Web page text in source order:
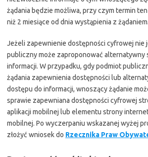
żądania będzie możliwa, przy czym termin
niż 2 miesiące od dnia wystąpienia z żądaniem.
Jeżeli zapewnienie dostępności cyfrowej nie
publiczny może zaproponować alternatywny
informacji. W przypadku, gdy podmiot
żądania zapewnienia dostępności lub
dostępu do informacji, wnoszący żądanie
sprawie zapewniana dostępności cyfrowej
aplikacji mobilnej lub elementu strony
mobilnej. Po wyczerpaniu wskazanej wyżej
złożyć wniosek do Rzecznika Praw